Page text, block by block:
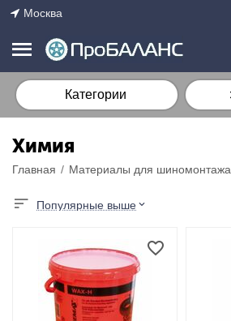
Москва
Категории
Химия
Главная / Материалы для шиномонтажа
Популярные выше